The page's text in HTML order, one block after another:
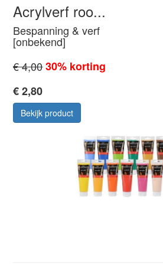
Acrylverf roo...
Bespanning & verf
[onbekend]
€ 4,0030% korting
€ 2,80
Bekijk product